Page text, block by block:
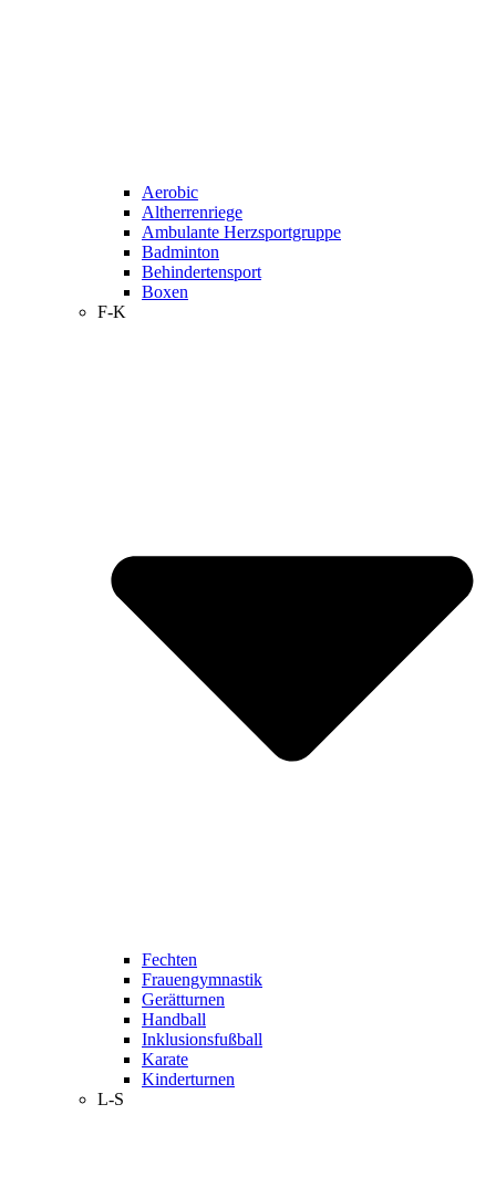
Aerobic
Altherrenriege
Ambulante Herzsportgruppe
Badminton
Behindertensport
Boxen
F-K
Fechten
Frauengymnastik
Gerätturnen
Handball
Inklusionsfußball
Karate
Kinderturnen
L-S